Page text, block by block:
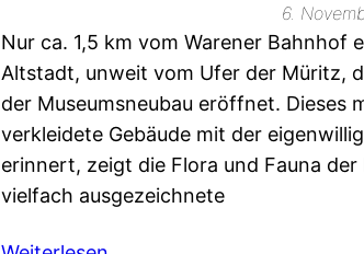
6.
Nur ca. 1,5 km vom Warener
Altstadt, unweit vom Ufer der Müritz,
der Museumsneubau eröffnet. Dieses
verkleidete Gebäude mit der
erinnert, zeigt die Flora und Fauna
vielfach ausgezeichnete